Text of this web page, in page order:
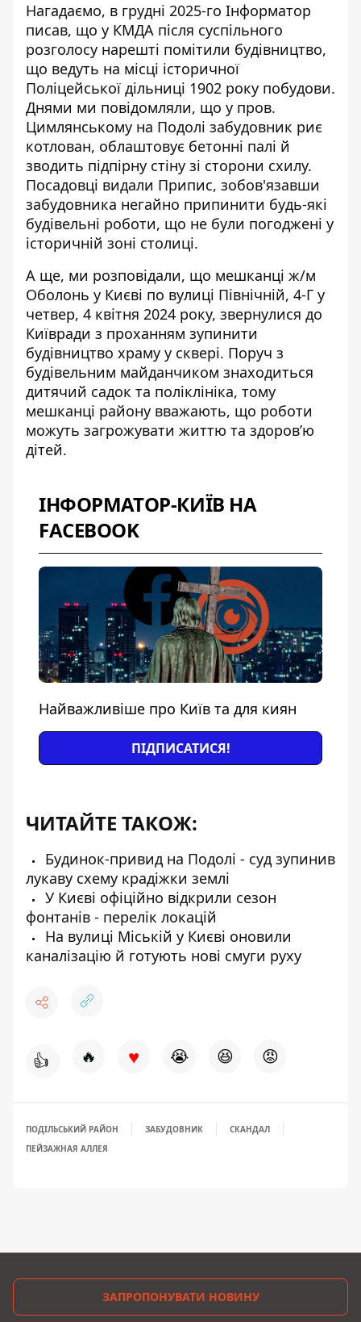
Нагадаємо, в грудні 2025-го Інформатор
писав, що у КМДА після суспільного
розголосу нарешті помітили будівництво,
що ведуть на місці історичної
Поліцейської дільниці 1902 року побудови.
Днями ми повідомляли, що у пров.
Цимлянському на Подолі забудовник риє
котлован, облаштовує бетонні палі й
зводить підпірну стіну зі сторони схилу.
Посадовці видали Припис, зобов'язавши
забудовника негайно припинити будь-які
будівельні роботи, що не були погоджені у
історичній зоні столиці.
А ще, ми розповідали, що мешканці ж/м
Оболонь у Києві по вулиці Північній, 4-Г у
четвер, 4 квітня 2024 року, звернулися до
Київради з проханням зупинити
будівництво храму у сквері. Поруч з
будівельним майданчиком знаходиться
дитячий садок та поліклініка, тому
мешканці району вважають, що роботи
можуть загрожувати життю та здоров’ю
дітей.
ІНФОРМАТОР-КИЇВ НА
FACEBOOK
Найважливіше про Київ та для киян
ПІДПИСАТИСЯ!
ЧИТАЙТЕ ТАКОЖ:
Будинок-привид на Подолі - суд зупинив
лукаву схему крадіжки землі
У Києві офіційно відкрили сезон
фонтанів - перелік локацій
На вулиці Міській у Києві оновили
каналізацію й готують нові смуги руху
👍 🔥 ♥ 😭 😆 😡
ПОДІЛЬСЬКИЙ РАЙОН ЗАБУДОВНИК
СКАНДАЛ
ПЕЙЗАЖНАЯ АЛЛЕЯ
ЗАПРОПОНУВАТИ НОВИНУ